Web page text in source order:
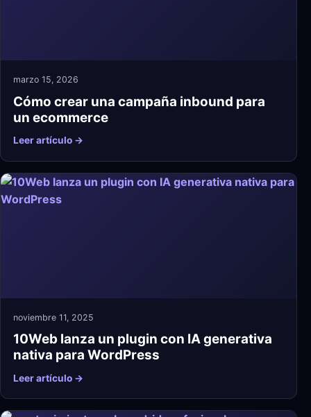
marzo 15, 2026
Cómo crear una campaña inbound para
un ecommerce
Leer artículo →
noviembre 11, 2025
10Web lanza un plugin con IA generativa
nativa para WordPress
Leer artículo →